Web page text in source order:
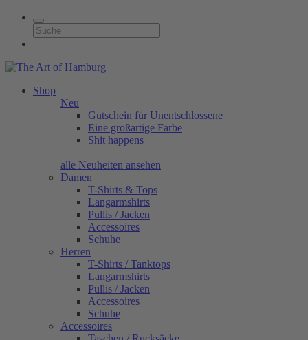
Shop
Neu
Gutschein für Unentschlossene
Eine großartige Farbe
Shit happens
alle Neuheiten ansehen
Damen
T-Shirts & Tops
Langarmshirts
Pullis / Jacken
Accessoires
Schuhe
Herren
T-Shirts / Tanktops
Langarmshirts
Pullis / Jacken
Accessoires
Schuhe
Accessoires